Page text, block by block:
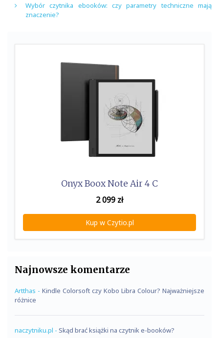
Wybór czytnika ebooków: czy parametry techniczne mają
znaczenie?
Onyx Boox Note Air 4 C
2 099 zł
Kup w Czytio.pl
Najnowsze komentarze
Artthas - Kindle Colorsoft czy Kobo Libra Colour? Najważniejsze
różnice
naczytniku.pl - Skąd brać książki na czytnik e-booków?